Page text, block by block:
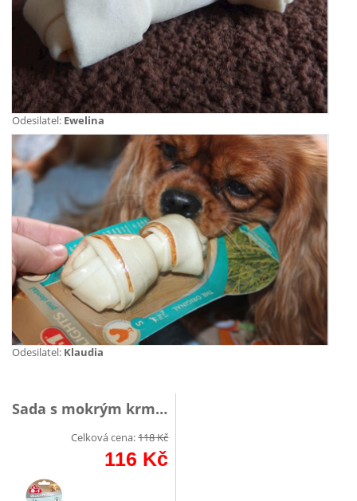
Odesilatel: Ewelina
Odesilatel: Klaudia
Sada s mokrým krmivo
Celková cena:118Kč
116 Kč